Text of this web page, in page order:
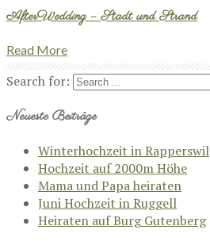
AfterWedding – Stadt und Strand
Read More
Search for:
Neueste Beiträge
Winterhochzeit in Rapperswil
Hochzeit auf 2000m Höhe
Mama und Papa heiraten
Juni Hochzeit in Ruggell
Heiraten auf Burg Gutenberg